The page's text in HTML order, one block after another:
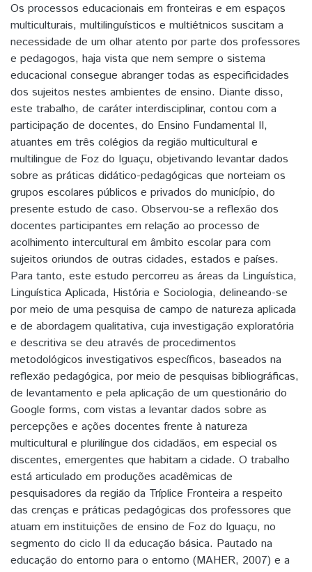
Os processos educacionais em fronteiras e em espaços
multiculturais, multilinguísticos e multiétnicos suscitam a
necessidade de um olhar atento por parte dos professores
e pedagogos, haja vista que nem sempre o sistema
educacional consegue abranger todas as especificidades
dos sujeitos nestes ambientes de ensino. Diante disso,
este trabalho, de caráter interdisciplinar, contou com a
participação de docentes, do Ensino Fundamental II,
atuantes em três colégios da região multicultural e
multilingue de Foz do Iguaçu, objetivando levantar dados
sobre as práticas didático-pedagógicas que norteiam os
grupos escolares públicos e privados do município, do
presente estudo de caso. Observou-se a reflexão dos
docentes participantes em relação ao processo de
acolhimento intercultural em âmbito escolar para com
sujeitos oriundos de outras cidades, estados e países.
Para tanto, este estudo percorreu as áreas da Linguística,
Linguística Aplicada, História e Sociologia, delineando-se
por meio de uma pesquisa de campo de natureza aplicada
e de abordagem qualitativa, cuja investigação exploratória
e descritiva se deu através de procedimentos
metodológicos investigativos específicos, baseados na
reflexão pedagógica, por meio de pesquisas bibliográficas,
de levantamento e pela aplicação de um questionário do
Google forms, com vistas a levantar dados sobre as
percepções e ações docentes frente à natureza
multicultural e plurilíngue dos cidadãos, em especial os
discentes, emergentes que habitam a cidade. O trabalho
está articulado em produções acadêmicas de
pesquisadores da região da Tríplice Fronteira a respeito
das crenças e práticas pedagógicas dos professores que
atuam em instituições de ensino de Foz do Iguaçu, no
segmento do ciclo II da educação básica. Pautado na
educação do entorno para o entorno (MAHER, 2007) e a